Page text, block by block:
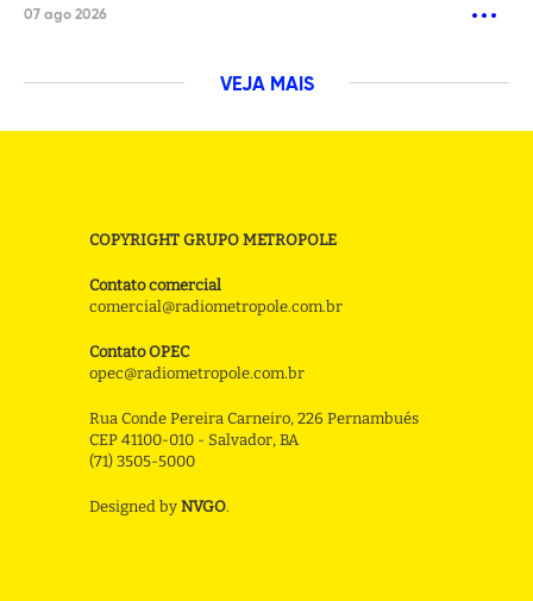
07 ago 2026
VEJA MAIS
COPYRIGHT GRUPO METROPOLE
Contato comercial
comercial@radiometropole.com.br
Contato OPEC
opec@radiometropole.com.br
Rua Conde Pereira Carneiro, 226 Pernambués
CEP 41100-010 - Salvador, BA
(71) 3505-5000
Designed by NVGO.